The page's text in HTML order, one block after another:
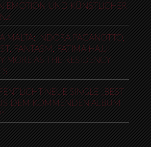
EMOTION UND KÜNSTLICHER
MALTA: INDORA PAGANOTTO,
FANTASM, FATIMA HAJJI
MORE AS THE RESIDENCY
NEUE SINGLE „BEST
DEM KOMMENDEN ALBUM